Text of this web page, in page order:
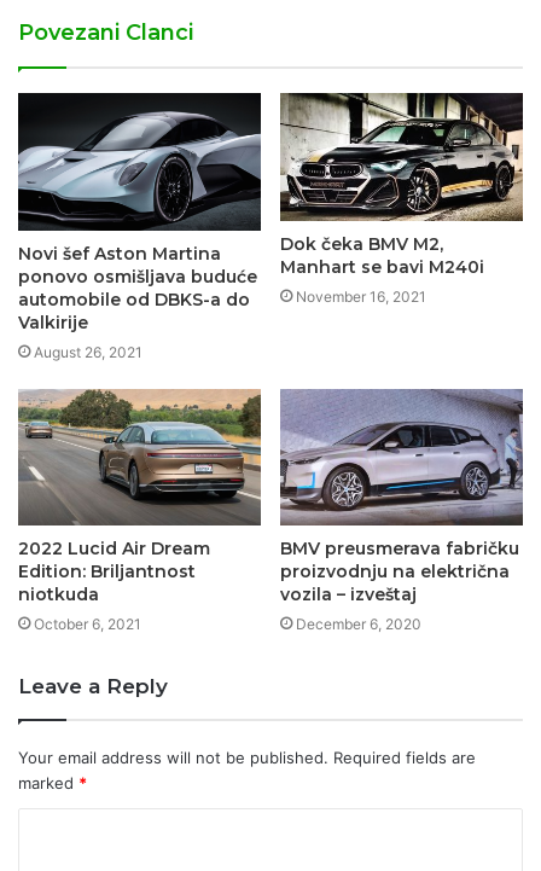
Povezani Clanci
Novi šef Aston Martina
ponovo osmišljava buduće
automobile od DBKS-a do
Valkirije
August 26, 2021
Dok čeka BMV M2,
Manhart se bavi M240i
November 16, 2021
2022 Lucid Air Dream
Edition: Briljantnost
niotkuda
October 6, 2021
BMV preusmerava fabričku
proizvodnju na električna
vozila – izveštaj
December 6, 2020
Leave a Reply
Your email address will not be published. Required fields are
marked *